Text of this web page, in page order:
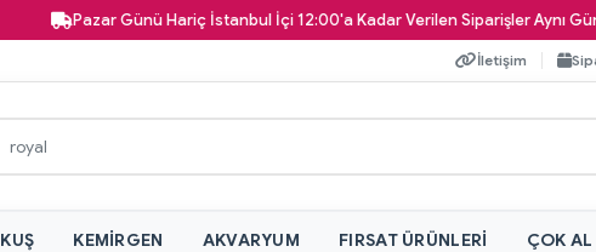
Pazar Günü Hariç İstanbul İçi 12:00'a Kadar Verilen Siparişler Aynı Gün
İletişim
KUŞ KEMIRGEN AKVARYUM FIRSAT ÜRÜNLERI ÇOK